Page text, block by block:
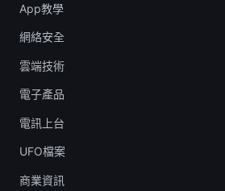
App教學
網絡安全
雲端技術
電子產品
電訊上台
UFO檔案
商業資訊